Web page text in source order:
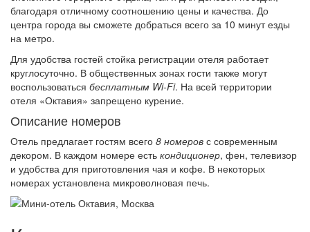
благодаря отличному соотношению цены и качества. До
центра города вы сможете добраться всего за 10 минут езды
на метро.
Для удобства гостей стойка регистрации отеля работает
круглосуточно. В общественных зонах гости также могут
воспользоваться бесплатным Wi-Fi. На всей территории
отеля «Октавия» запрещено курение.
Описание номеров
Отель предлагает гостям всего 8 номеров с современным
декором. В каждом номере есть кондиционер, фен, телевизор
и удобства для приготовления чая и кофе. В некоторых
номерах установлена микроволновая печь.